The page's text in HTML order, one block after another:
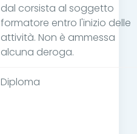
dal corsista al soggetto
formatore entro l'inizio delle
attività. Non è ammessa
alcuna deroga.
Diploma